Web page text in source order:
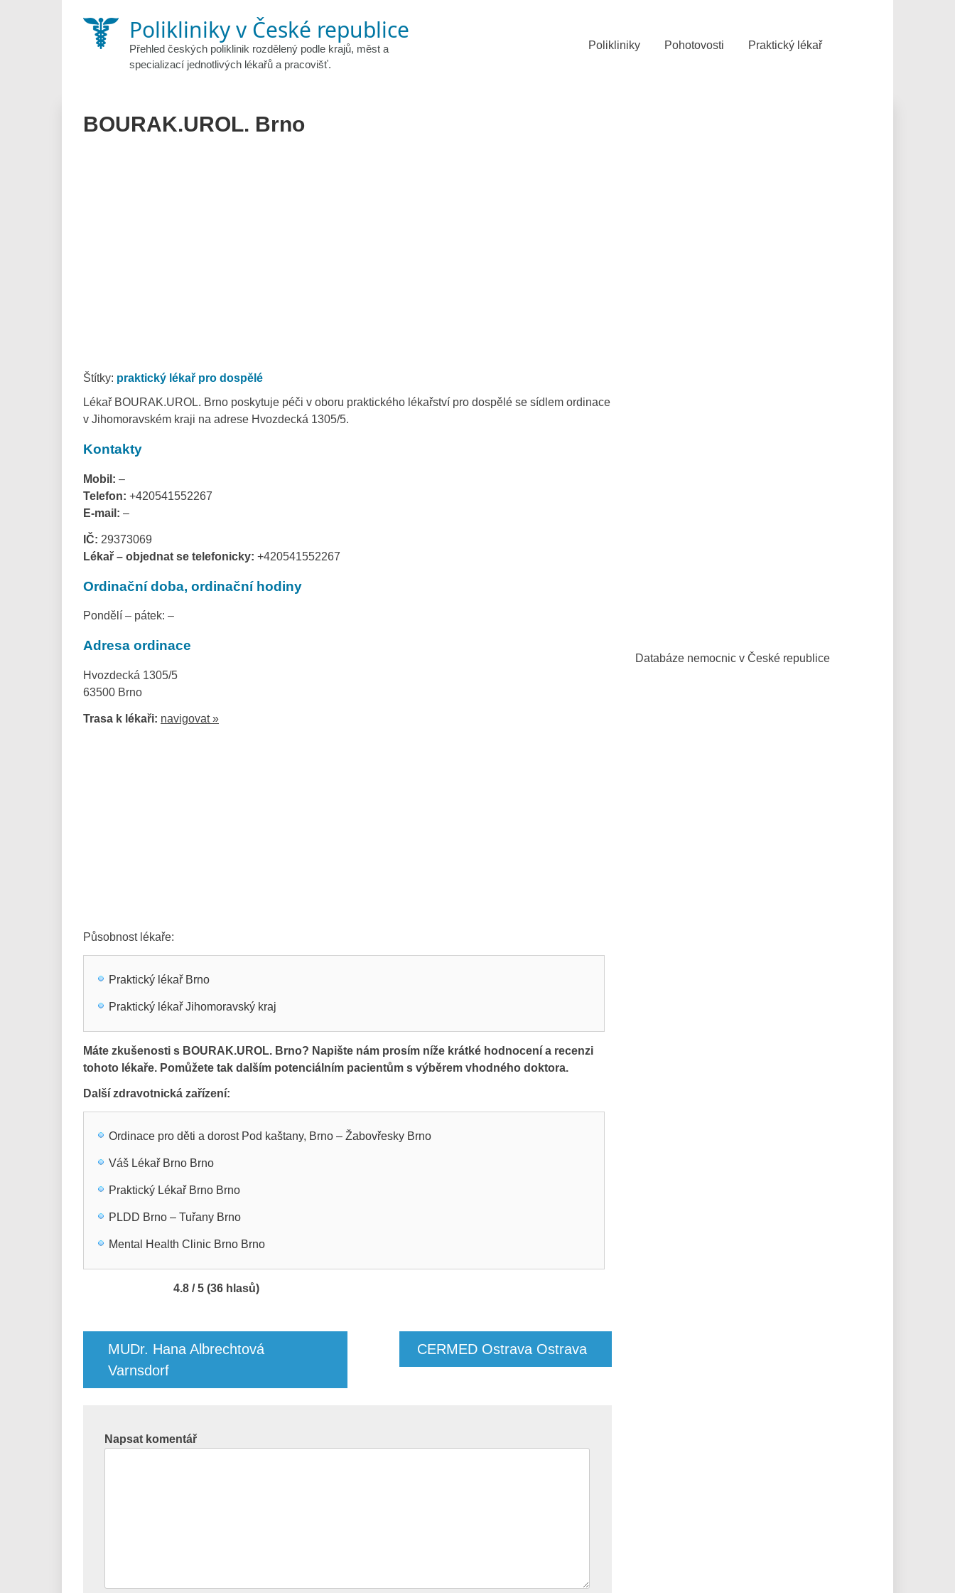
Polikliniky v České republice
Přehled českých poliklinik rozdělený podle krajů, měst a
specializací jednotlivých lékařů a pracovišť.
Polikliniky Pohotovosti Praktický lékař
BOURAK.UROL. Brno
Štítky: praktický lékař pro dospělé
Lékař BOURAK.UROL. Brno poskytuje péči v oboru praktického lékařství pro dospělé se sídlem ordinace
v Jihomoravském kraji na adrese Hvozdecká 1305/5.
Kontakty
Mobil: –
Telefon: +420541552267
E-mail: –
IČ: 29373069
Lékař – objednat se telefonicky: +420541552267
Ordinační doba, ordinační hodiny
Pondělí – pátek: –
Adresa ordinace
Hvozdecká 1305/5
63500 Brno
Trasa k lékaři: navigovat »
Působnost lékaře:
Praktický lékař Brno
Praktický lékař Jihomoravský kraj
Máte zkušenosti s BOURAK.UROL. Brno? Napište nám prosím níže krátké hodnocení a recenzi
tohoto lékaře. Pomůžete tak dalším potenciálním pacientům s výběrem vhodného doktora.
Další zdravotnická zařízení:
Ordinace pro děti a dorost Pod kaštany, Brno – Žabovřesky Brno
Váš Lékař Brno Brno
Praktický Lékař Brno Brno
PLDD Brno – Tuřany Brno
Mental Health Clinic Brno Brno
4.8 / 5 (36 hlasů)
příspěvek
MUDr. Hana Albrechtová
Varnsdorf
CERMED Ostrava Ostrava
Napsat komentář
Databáze nemocnic v České republice